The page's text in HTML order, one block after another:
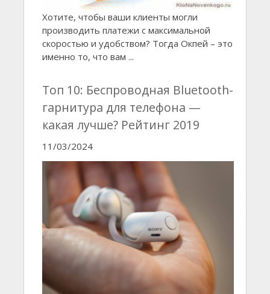
Хотите, чтобы ваши клиенты могли
производить платежи с максимальной
скоростью и удобством? Тогда Окпей – это
именно то, что вам ...
Топ 10: Беспроводная Bluetooth-
гарнитура для телефона —
какая лучше? Рейтинг 2019
11/03/2024